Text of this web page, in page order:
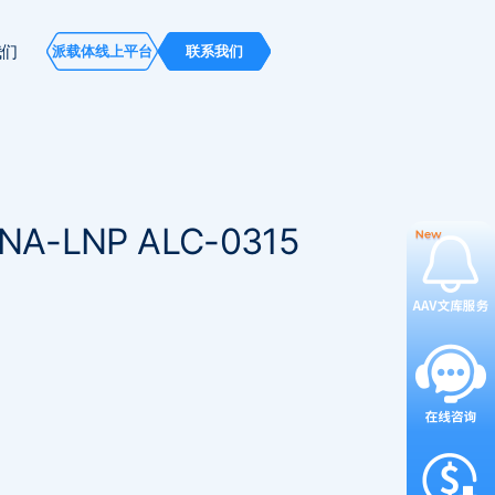
派载体线上平台 联系我们
LNP ALC-0315